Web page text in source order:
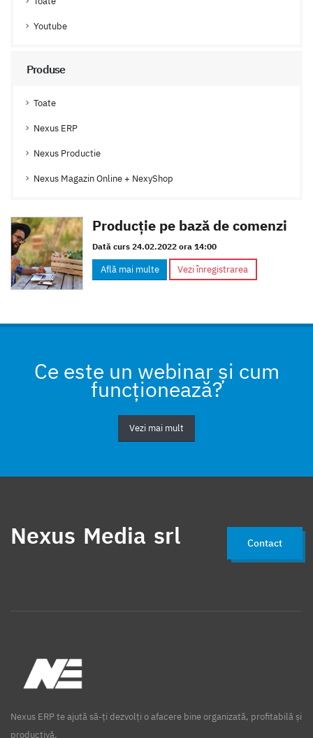
Youtube
Produse
Toate
Nexus ERP
Nexus Productie
Nexus Magazin Online + NexyShop
Producţie pe bază de comenzi
Dată curs 24.02.2022 ora 14:00
Află mai multe Vezi înregistrarea
Ce este un webinar și cum
funcționează?
Vezi mai mult
Nexus Media srl Contact
Nexus ERP te ajută să-ți dezvolți o afacere bine organizată, profitabilă și
productivă.